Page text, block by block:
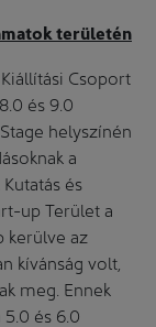
területén
Csoport
és 9.0
helyszínén
a
és
up Terület a
kerülve az
kívánság volt,
meg. Ennek
és 6.0